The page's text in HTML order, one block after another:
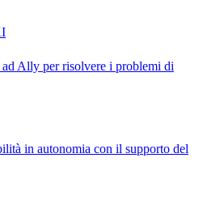
ad Ally per risolvere i problemi di
in autonomia con il supporto del